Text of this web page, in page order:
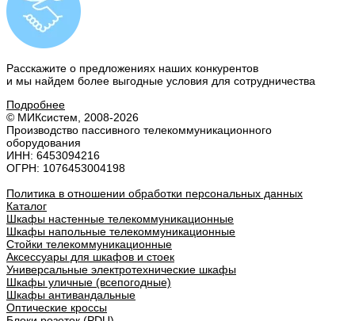
Расскажите о предложениях наших конкурентов
и мы найдем более выгодные условия для сотрудничества
Подробнее
© МИКсистем, 2008-2026
Производство пассивного телекоммуникационного
оборудования
ИНН: 6453094216
ОГРН: 1076453004198
Политика в отношении обработки персональных данных
Каталог
Шкафы настенные телекоммуникационные
Шкафы напольные телекоммуникационные
Стойки телекоммуникационные
Аксессуары для шкафов и стоек
Универсальные электротехнические шкафы
Шкафы уличные (всепогодные)
Шкафы антивандальные
Оптические кроссы